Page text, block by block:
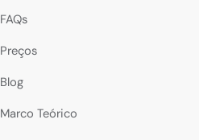
FAQs
Preços
Blog
Marco Teórico